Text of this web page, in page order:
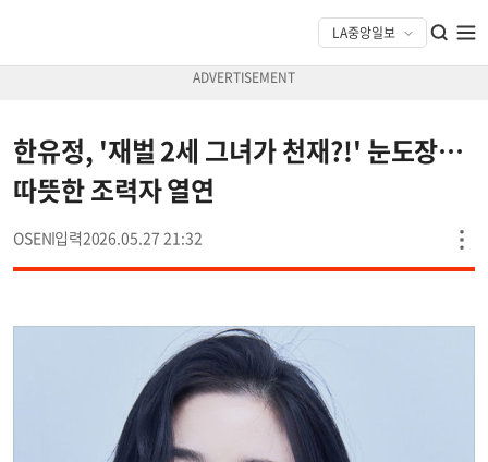
한유정, '재벌 2세 그녀가 천재?!' 눈도장…
따뜻한 조력자 열연
OSEN 2026.05.27 21:32